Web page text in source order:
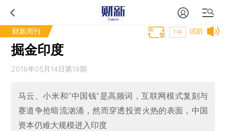
财新周刊 试听
T中
掘金印度
2018年05月14日第19期
马云、小米和“中国钱”是高频词，互联网模式复刻与
赛道争抢暗流汹涌，然而穿透投资火热的表面，中国
资本仍难大规模进入印度